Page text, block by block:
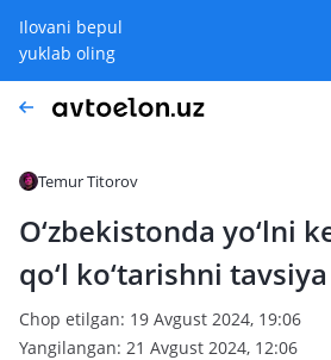
Ilovani bepul
yuklab oling
Temur Titorov
O‘zbekistonda yo‘lni
qo‘l ko‘tarishni
Chop etilgan: 19 Avgust 2024, 19:06
Yangilangan: 21 Avgust 2024, 12:06